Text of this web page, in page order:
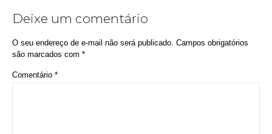
Deixe um comentário
O seu endereço de e-mail não será publicado. Campos obrigatórios
são marcados com *
Comentário *